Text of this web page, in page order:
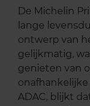
De Michelin
lange
ontwerp van
gelijkmatig,
genieten van
onafhankelijke
ADAC, blijkt